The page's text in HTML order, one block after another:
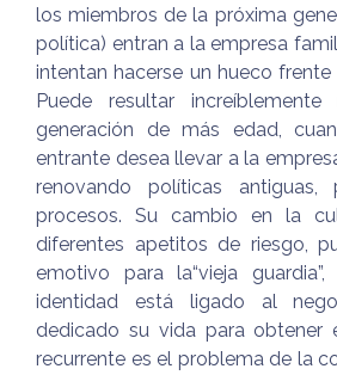
los miembros de la próxima
política) entran a la empresa
intentan hacerse un hueco
Puede resultar
generación de más edad,
entrante desea llevar a la
renovando políticas antiguas,
procesos. Su cambio en la
diferentes apetitos de riesgo,
emotivo para la“vieja
identidad está ligado al
dedicado su vida para obtener
recurrente es el problema de la